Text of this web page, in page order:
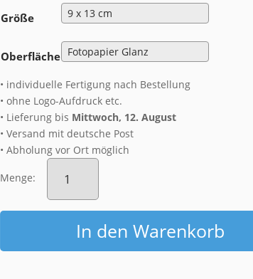
Größe
Oberfläche
• individuelle Fertigung nach Bestellung
• ohne Logo-Aufdruck etc.
• Lieferung bis Mittwoch, 12. August
• Versand mit deutsche Post
• Abholung vor Ort möglich
Menge:
Fotoabzug
(00248)
Trade
Center
Dresden
MengeIn den Warenkorb